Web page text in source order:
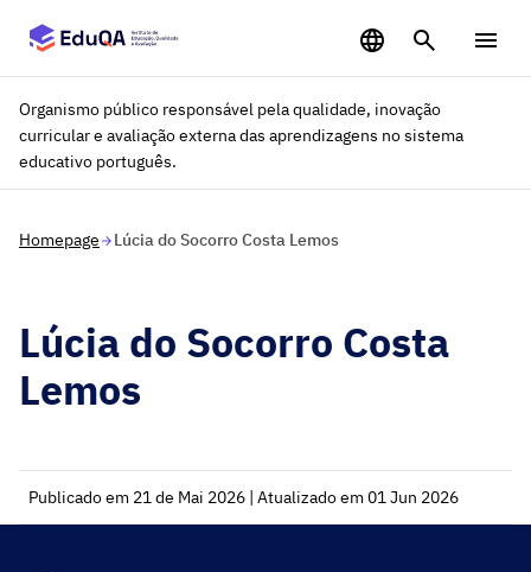
Organismo público responsável pela qualidade, inovação
curricular e avaliação externa das aprendizagens no sistema
educativo português.
Homepage Lúcia do Socorro Costa Lemos
Lúcia do Socorro Costa
Lemos
Publicado em 21 de Mai 2026 | Atualizado em 01 Jun 2026